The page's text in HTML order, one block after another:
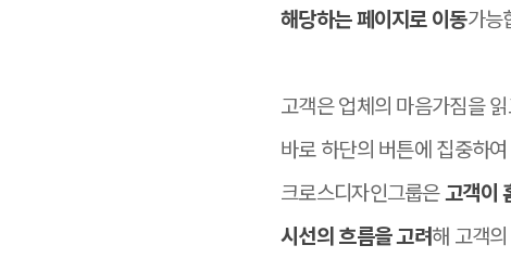
해당하는 페이지로 이동가능
고객은 업체의 마음가짐을
바로 하단의 버튼에 집중하
크로스디자인그룹은고객이
시선의 흐름을 고려해 고객